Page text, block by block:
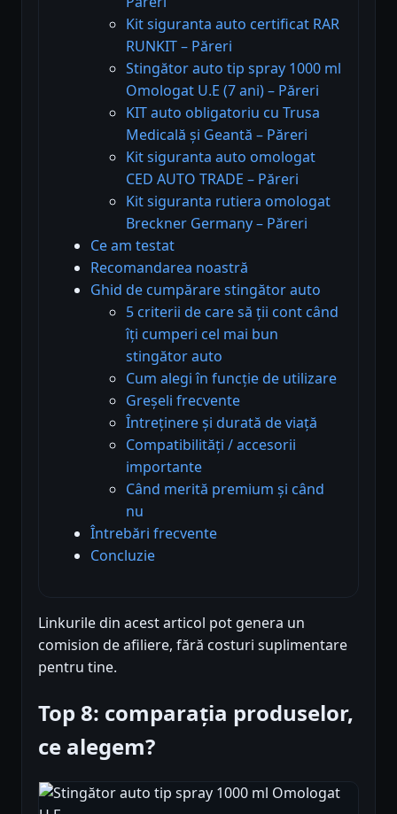
Kit siguranta auto certificat RAR
RUNKIT – Păreri
Stingător auto tip spray 1000 ml
Omologat U.E (7 ani) – Păreri
KIT auto obligatoriu cu Trusa
Medicală și Geantă – Păreri
Kit siguranta auto omologat
CED AUTO TRADE – Păreri
Kit siguranta rutiera omologat
Breckner Germany – Păreri
Ce am testat
Recomandarea noastră
Ghid de cumpărare stingător auto
5 criterii de care să ții cont când
îți cumperi cel mai bun
stingător auto
Cum alegi în funcție de utilizare
Greșeli frecvente
Întreținere și durată de viață
Compatibilități / accesorii
importante
Când merită premium și când
nu
Întrebări frecvente
Concluzie
Linkurile din acest articol pot genera un
comision de afiliere, fără costuri suplimentare
pentru tine.
Top 8: comparația produselor,
ce alegem?